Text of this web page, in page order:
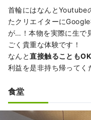
首輪にはなんとYoutube
たクリエイターに
が…！本物を実際に生で
ごく貴重な体験です！
なんと直接触ることもOK
利益を是非持ち帰ってく
食堂